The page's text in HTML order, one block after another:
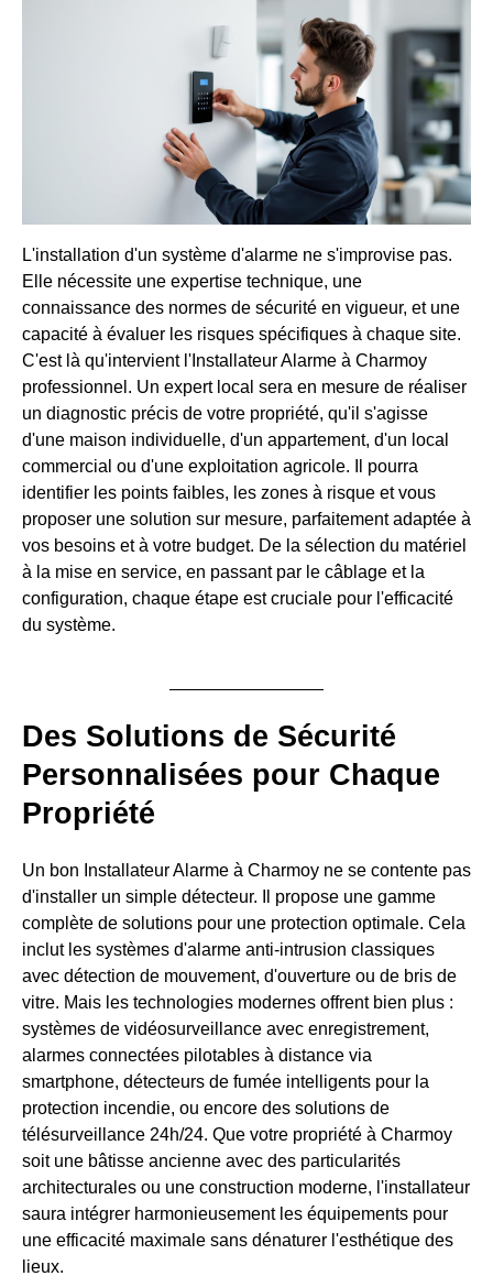
L'installation d'un système d'alarme ne s'improvise pas.
Elle nécessite une expertise technique, une
connaissance des normes de sécurité en vigueur, et une
capacité à évaluer les risques spécifiques à chaque site.
C'est là qu'intervient l'Installateur Alarme à Charmoy
professionnel. Un expert local sera en mesure de réaliser
un diagnostic précis de votre propriété, qu'il s'agisse
d'une maison individuelle, d'un appartement, d'un local
commercial ou d'une exploitation agricole. Il pourra
identifier les points faibles, les zones à risque et vous
proposer une solution sur mesure, parfaitement adaptée à
vos besoins et à votre budget. De la sélection du matériel
à la mise en service, en passant par le câblage et la
configuration, chaque étape est cruciale pour l'efficacité
du système.
Des Solutions de Sécurité
Personnalisées pour Chaque
Propriété
Un bon Installateur Alarme à Charmoy ne se contente pas
d'installer un simple détecteur. Il propose une gamme
complète de solutions pour une protection optimale. Cela
inclut les systèmes d'alarme anti-intrusion classiques
avec détection de mouvement, d'ouverture ou de bris de
vitre. Mais les technologies modernes offrent bien plus :
systèmes de vidéosurveillance avec enregistrement,
alarmes connectées pilotables à distance via
smartphone, détecteurs de fumée intelligents pour la
protection incendie, ou encore des solutions de
télésurveillance 24h/24. Que votre propriété à Charmoy
soit une bâtisse ancienne avec des particularités
architecturales ou une construction moderne, l'installateur
saura intégrer harmonieusement les équipements pour
une efficacité maximale sans dénaturer l'esthétique des
lieux.